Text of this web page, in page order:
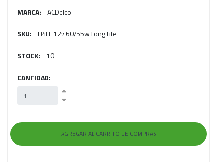
MARCA: ACDelco
SKU: H4LL 12v 60/55w Long Life
STOCK: 10
CANTIDAD: